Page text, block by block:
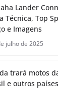
Lander
Técnica, Top
e Imagens
julho de 2025
trará motos
e outros